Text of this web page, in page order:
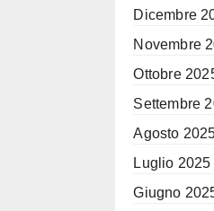
Dicembre
Novembre
Ottobre
Settembre
Agosto
Luglio 2025
Giugno